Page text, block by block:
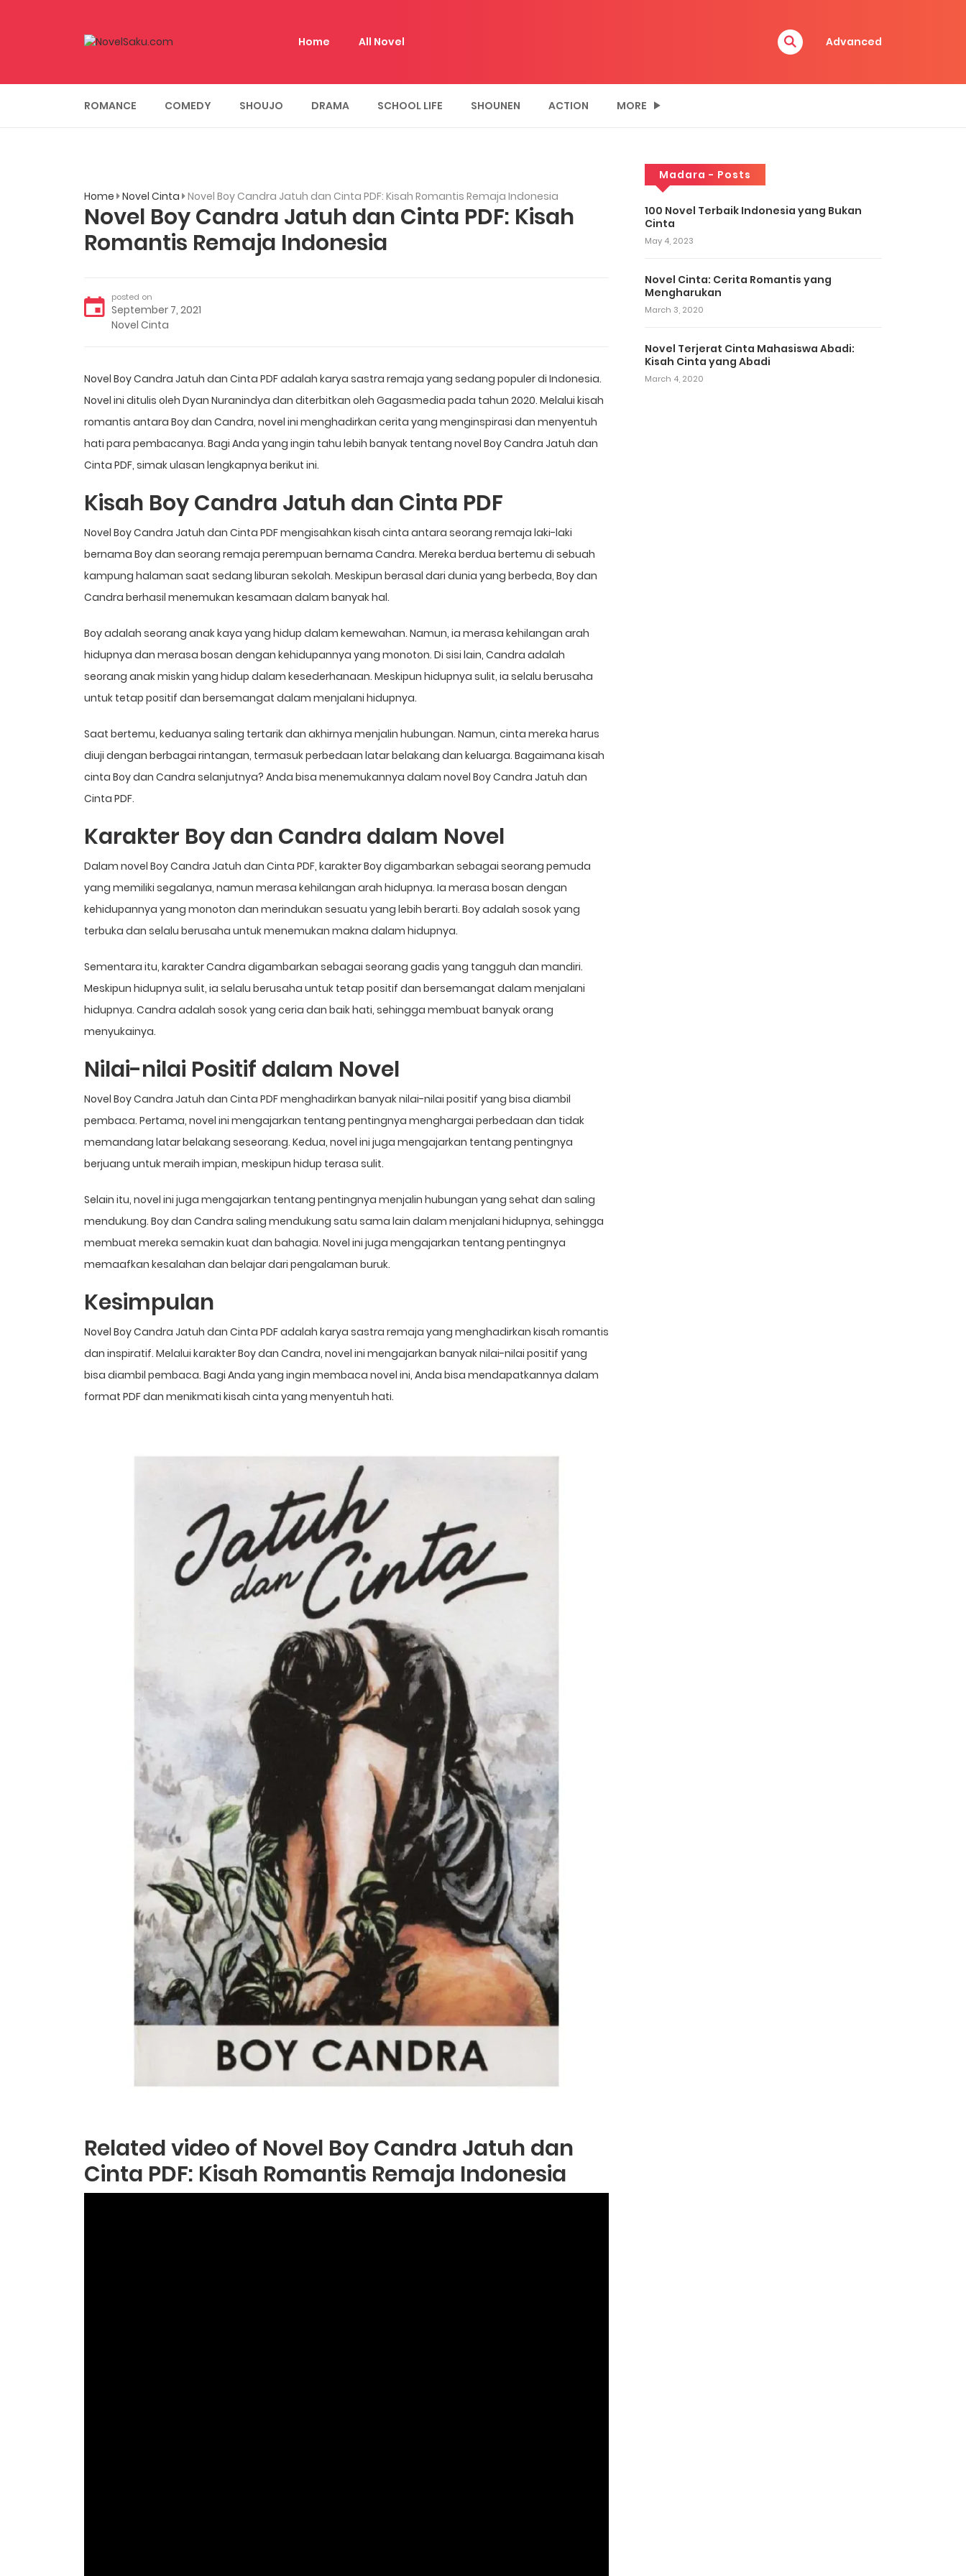
Home All Novel Advanced
ROMANCE COMEDY SHOUJO DRAMA SCHOOL LIFE SHOUNEN ACTION MORE
Home Novel Cinta Novel Boy Candra Jatuh dan Cinta PDF: Kisah Romantis Remaja Indonesia
Novel Boy Candra Jatuh dan Cinta PDF: Kisah
Romantis Remaja Indonesia
posted on
September 7, 2021
Novel Cinta
Novel Boy Candra Jatuh dan Cinta PDF adalah karya sastra remaja yang sedang populer di Indonesia.
Novel ini ditulis oleh Dyan Nuranindya dan diterbitkan oleh Gagasmedia pada tahun 2020. Melalui kisah
romantis antara Boy dan Candra, novel ini menghadirkan cerita yang menginspirasi dan menyentuh
hati para pembacanya. Bagi Anda yang ingin tahu lebih banyak tentang novel Boy Candra Jatuh dan
Cinta PDF, simak ulasan lengkapnya berikut ini.
Kisah Boy Candra Jatuh dan Cinta PDF
Novel Boy Candra Jatuh dan Cinta PDF mengisahkan kisah cinta antara seorang remaja laki-laki
bernama Boy dan seorang remaja perempuan bernama Candra. Mereka berdua bertemu di sebuah
kampung halaman saat sedang liburan sekolah. Meskipun berasal dari dunia yang berbeda, Boy dan
Candra berhasil menemukan kesamaan dalam banyak hal.
Boy adalah seorang anak kaya yang hidup dalam kemewahan. Namun, ia merasa kehilangan arah
hidupnya dan merasa bosan dengan kehidupannya yang monoton. Di sisi lain, Candra adalah
seorang anak miskin yang hidup dalam kesederhanaan. Meskipun hidupnya sulit, ia selalu berusaha
untuk tetap positif dan bersemangat dalam menjalani hidupnya.
Saat bertemu, keduanya saling tertarik dan akhirnya menjalin hubungan. Namun, cinta mereka harus
diuji dengan berbagai rintangan, termasuk perbedaan latar belakang dan keluarga. Bagaimana kisah
cinta Boy dan Candra selanjutnya? Anda bisa menemukannya dalam novel Boy Candra Jatuh dan
Cinta PDF.
Karakter Boy dan Candra dalam Novel
Dalam novel Boy Candra Jatuh dan Cinta PDF, karakter Boy digambarkan sebagai seorang pemuda
yang memiliki segalanya, namun merasa kehilangan arah hidupnya. Ia merasa bosan dengan
kehidupannya yang monoton dan merindukan sesuatu yang lebih berarti. Boy adalah sosok yang
terbuka dan selalu berusaha untuk menemukan makna dalam hidupnya.
Sementara itu, karakter Candra digambarkan sebagai seorang gadis yang tangguh dan mandiri.
Meskipun hidupnya sulit, ia selalu berusaha untuk tetap positif dan bersemangat dalam menjalani
hidupnya. Candra adalah sosok yang ceria dan baik hati, sehingga membuat banyak orang
menyukainya.
Nilai-nilai Positif dalam Novel
Novel Boy Candra Jatuh dan Cinta PDF menghadirkan banyak nilai-nilai positif yang bisa diambil
pembaca. Pertama, novel ini mengajarkan tentang pentingnya menghargai perbedaan dan tidak
memandang latar belakang seseorang. Kedua, novel ini juga mengajarkan tentang pentingnya
berjuang untuk meraih impian, meskipun hidup terasa sulit.
Selain itu, novel ini juga mengajarkan tentang pentingnya menjalin hubungan yang sehat dan saling
mendukung. Boy dan Candra saling mendukung satu sama lain dalam menjalani hidupnya, sehingga
membuat mereka semakin kuat dan bahagia. Novel ini juga mengajarkan tentang pentingnya
memaafkan kesalahan dan belajar dari pengalaman buruk.
Kesimpulan
Novel Boy Candra Jatuh dan Cinta PDF adalah karya sastra remaja yang menghadirkan kisah romantis
dan inspiratif. Melalui karakter Boy dan Candra, novel ini mengajarkan banyak nilai-nilai positif yang
bisa diambil pembaca. Bagi Anda yang ingin membaca novel ini, Anda bisa mendapatkannya dalam
format PDF dan menikmati kisah cinta yang menyentuh hati.
Related video of Novel Boy Candra Jatuh dan
Cinta PDF: Kisah Romantis Remaja Indonesia
Madara - Posts
100 Novel Terbaik Indonesia yang Bukan
Cinta
May 4, 2023
Novel Cinta: Cerita Romantis yang
Mengharukan
March 3, 2020
Novel Terjerat Cinta Mahasiswa Abadi:
Kisah Cinta yang Abadi
March 4, 2020